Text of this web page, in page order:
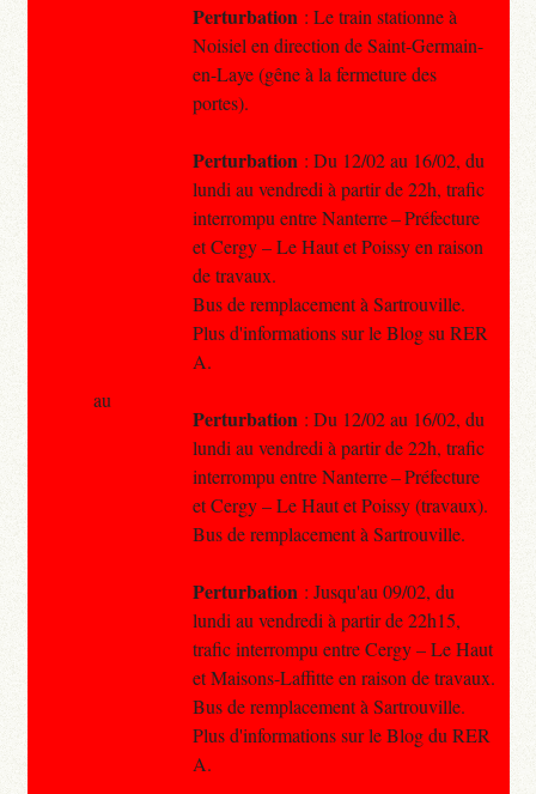
Perturbation : Le train stationne à
Noisiel en direction de Saint-Germain-
en-Laye (gêne à la fermeture des
portes).
Perturbation : Du 12/02 au 16/02, du
lundi au vendredi à partir de 22h, trafic
interrompu entre Nanterre – Préfecture
et Cergy – Le Haut et Poissy en raison
de travaux.
Bus de remplacement à Sartrouville.
Plus d'informations sur le Blog su RER
A.
Perturbation : Du 12/02 au 16/02, du
lundi au vendredi à partir de 22h, trafic
interrompu entre Nanterre – Préfecture
et Cergy – Le Haut et Poissy (travaux).
Bus de remplacement à Sartrouville.
Perturbation : Jusqu'au 09/02, du
lundi au vendredi à partir de 22h15,
trafic interrompu entre Cergy – Le Haut
et Maisons-Laffitte en raison de travaux.
Bus de remplacement à Sartrouville.
Plus d'informations sur le Blog du RER
A.
au